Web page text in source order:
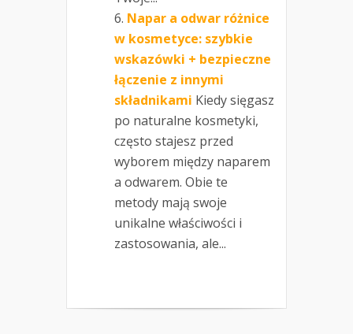
Napar a odwar różnice
w kosmetyce: szybkie
wskazówki + bezpieczne
łączenie z innymi
składnikami Kiedy sięgasz
po naturalne kosmetyki,
często stajesz przed
wyborem między naparem
a odwarem. Obie te
metody mają swoje
unikalne właściwości i
zastosowania, ale...